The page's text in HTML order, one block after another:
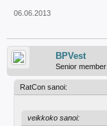
06.06.2013
BPVest
Senior member
RatCon sanoi:
veikkoko sanoi: